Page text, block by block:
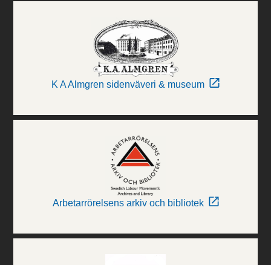
K A Almgren sidenväveri & museum
Arbetarrörelsens arkiv och bibliotek